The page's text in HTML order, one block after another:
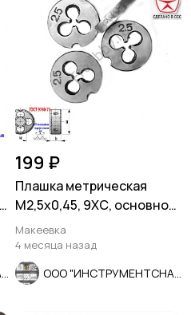
199 ₽
Плашка метрическая
М2,5х0,45, 9ХС, основной
шаг, 15/3 мм, СССР.
Макеевка
4 месяца назад